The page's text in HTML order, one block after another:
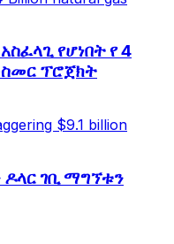
የሆነበት የ 4
ፕሮጀክት
ዶላር ገቢ ማግኘቱን